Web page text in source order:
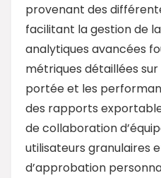
provenant des
facilitant la gestion de
analytiques avancées
métriques détaillées
portée et les
des rapports
de collaboration
utilisateurs granulaires
d’approbation